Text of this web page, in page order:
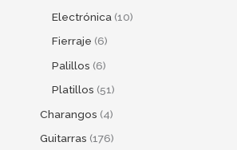
Electrónica 10
Fierraje 6
Palillos 6
Platillos 51
Charangos 4
Guitarras 176